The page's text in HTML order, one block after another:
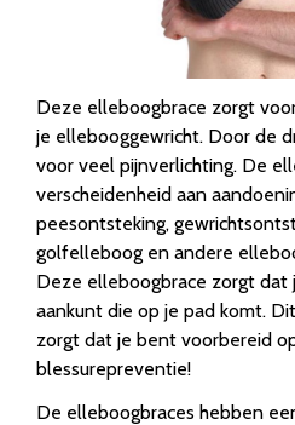
Deze elleboogbrace zorgt
je ellebooggewricht. Door de
voor veel pijnverlichting. De
verscheidenheid aan
peesontsteking,
golfelleboog en andere
Deze elleboogbrace zorgt
aankunt die op je pad komt.
zorgt dat je bent voorbereid
blessurepreventie!
De elleboogbraces hebben